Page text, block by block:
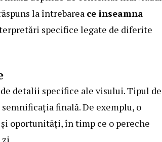
la întrebarea ce inseamna
specifice legate de diferite
detalii specifice ale visului. Tipul de
finală. De exemplu, o
oportunități, în timp ce o pereche